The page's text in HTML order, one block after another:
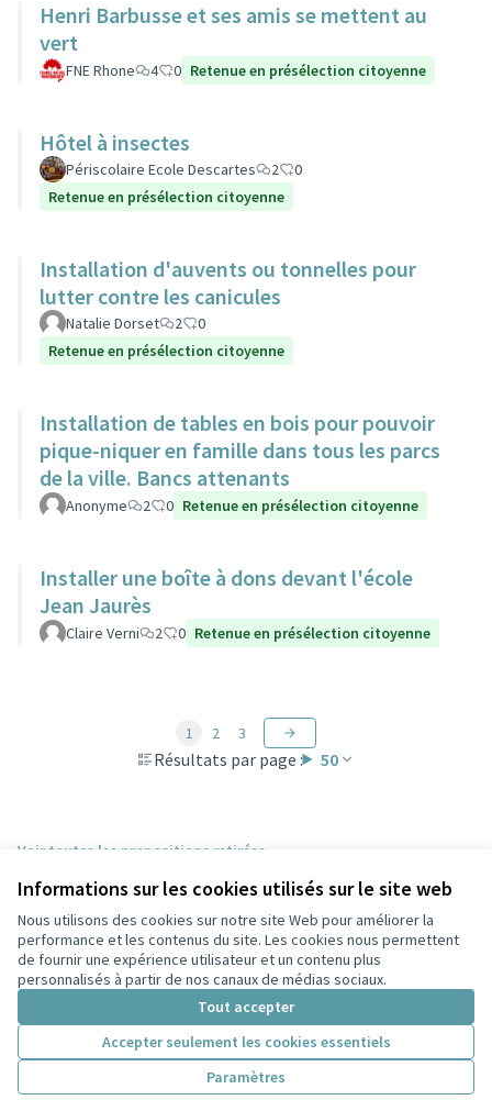
Informations sur les cookies utilisés sur le site web
Nous utilisons des cookies sur notre site Web pour améliorer la
performance et les contenus du site. Les cookies nous permettent
de fournir une expérience utilisateur et un contenu plus
personnalisés à partir de nos canaux de médias sociaux.
Tout accepter
Accepter seulement les cookies essentiels
Paramètres
Henri Barbusse et ses amis se mettent au
vert
FNE Rhone 4 0 Retenue en présélection citoyenne
Hôtel à insectes
Périscolaire Ecole Descartes 2
0
Retenue en présélection citoyenne
Installation d'auvents ou tonnelles pour
lutter contre les canicules
Natalie Dorset 2
0
Retenue en présélection citoyenne
Installation de tables en bois pour pouvoir
pique-niquer en famille dans tous les parcs
de la ville. Bancs attenants
Anonyme 2 0 Retenue en présélection citoyenne
Installer une boîte à dons devant l'école
Jean Jaurès
Claire Verni 2 0 Retenue en présélection citoyenne
Résultats par page : 50
1 2 3
Voir toutes les propositions retirées
Conditions d'utilisation
Paramètres des cookies
Participez Villeurbanne sur X
(Lien externe)
Participez Villeurbanne sur Facebook
Participez Villeurbanne sur Instagram
Participez Villeurbanne sur YouTube
(Lien externe)
Site réalisé grâce aulogiciel libre Decidim .
Licence
(Lien